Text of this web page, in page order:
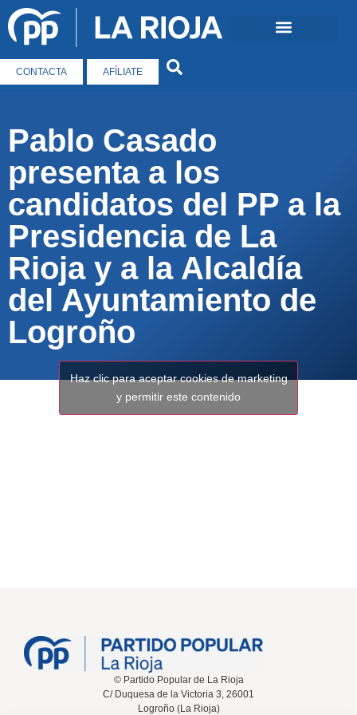
CONTACTA AFÍLIATE
Pablo Casado
presenta a los
candidatos del PP a la
Presidencia de La
Rioja y a la Alcaldía
del Ayuntamiento de
Logroño
Haz clic para aceptar cookies de marketing
y permitir este contenido
© Partido Popular de La Rioja
C/ Duquesa de la Victoria 3, 26001
Logroño (La Rioja)